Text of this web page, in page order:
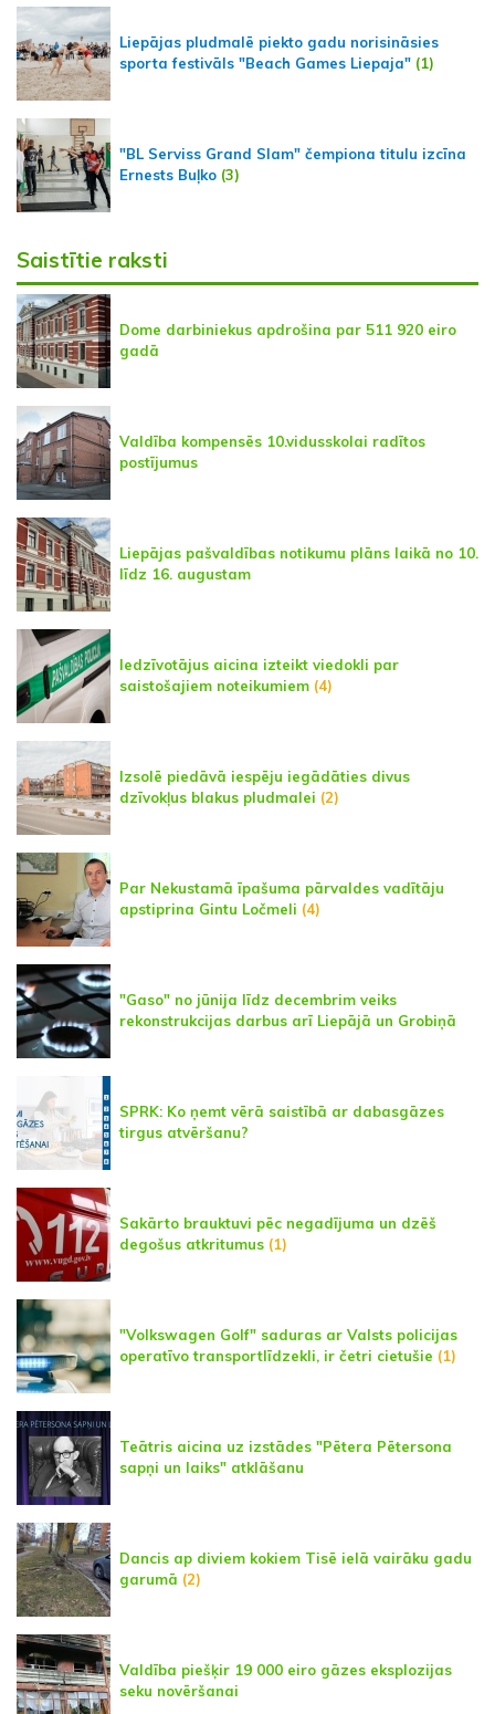
Liepājas pludmalē piekto gadu norisināsies
sporta festivāls "Beach Games Liepaja" (1)
"BL Serviss Grand Slam" čempiona titulu izcīna
Ernests Buļko (3)
Saistītie raksti
Dome darbiniekus apdrošina par 511 920 eiro
gadā
Valdība kompensēs 10.vidusskolai radītos
postījumus
Liepājas pašvaldības notikumu plāns laikā no 10.
līdz 16. augustam
Iedzīvotājus aicina izteikt viedokli par
saistošajiem noteikumiem (4)
Izsolē piedāvā iespēju iegādāties divus
dzīvokļus blakus pludmalei (2)
Par Nekustamā īpašuma pārvaldes vadītāju
apstiprina Gintu Ločmeli (4)
"Gaso" no jūnija līdz decembrim veiks
rekonstrukcijas darbus arī Liepājā un Grobiņā
SPRK: Ko ņemt vērā saistībā ar dabasgāzes
tirgus atvēršanu?
Sakārto brauktuvi pēc negadījuma un dzēš
degošus atkritumus (1)
"Volkswagen Golf" saduras ar Valsts policijas
operatīvo transportlīdzekli, ir četri cietušie (1)
Teātris aicina uz izstādes "Pētera Pētersona
sapņi un laiks" atklāšanu
Dancis ap diviem kokiem Tisē ielā vairāku gadu
garumā (2)
Valdība piešķir 19 000 eiro gāzes eksplozijas
seku novēršanai